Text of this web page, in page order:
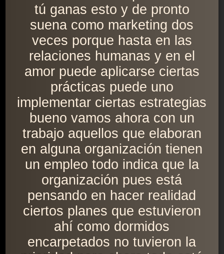
tú ganas esto y de pronto
suena como marketing dos
veces porque hasta en las
relaciones humanas y en el
amor puede aplicarse ciertas
prácticas puede uno
implementar ciertas estrategias
bueno vamos ahora con un
trabajo aquellos que elaboran
en alguna organización tienen
un empleo todo indica que la
organización pues está
pensando en hacer realidad
ciertos planes que estuvieron
ahí como dormidos
encarpetados no tuvieron la